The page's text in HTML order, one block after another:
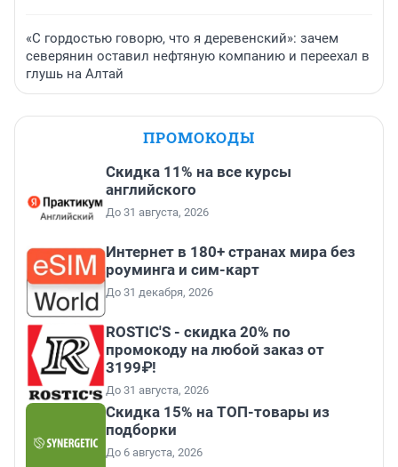
«С гордостью говорю, что я деревенский»: зачем
северянин оставил нефтяную компанию и переехал в
глушь на Алтай
ПРОМОКОДЫ
Скидка 11% на все курсы
английского
До 31 августа, 2026
Интернет в 180+ странах мира без
роуминга и сим-карт
До 31 декабря, 2026
ROSTIC'S - скидка 20% по
промокоду на любой заказ от
3199₽!
До 31 августа, 2026
Скидка 15% на ТОП-товары из
подборки
До 6 августа, 2026